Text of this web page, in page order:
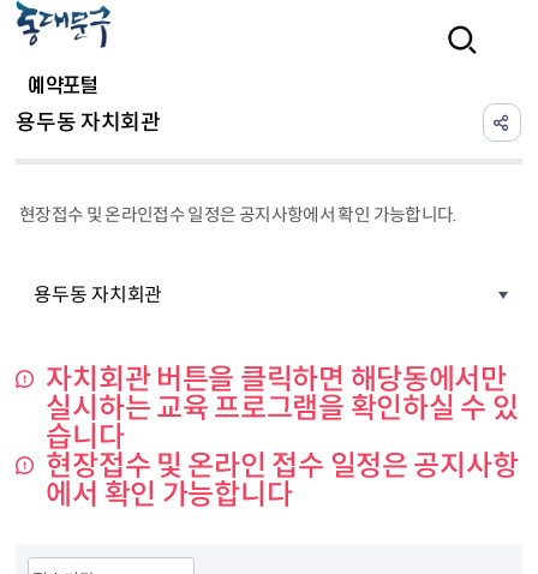
예약포털
용두동 자치회관
현장접수 및 온라인접수 일정은 공지사항에서 확인 가능합니다.
용두동 자치회관
자치회관 버튼을 클릭하면 해당동에서만
실시하는 교육 프로그램을 확인하실 수 있
습니다
현장접수 및 온라인 접수 일정은 공지사항
에서 확인 가능합니다